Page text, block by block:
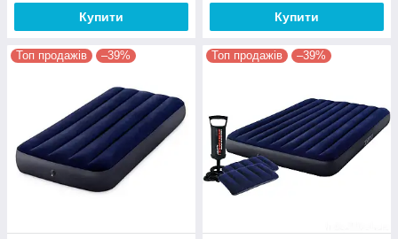
Купити Купити
Топ продажів –39% Топ продажів –39%